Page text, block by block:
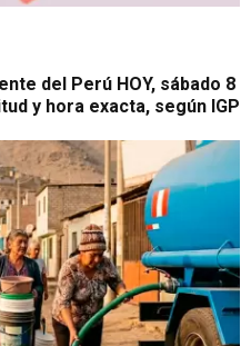
del Perú HOY, sábado 8
y hora exacta, según IGP